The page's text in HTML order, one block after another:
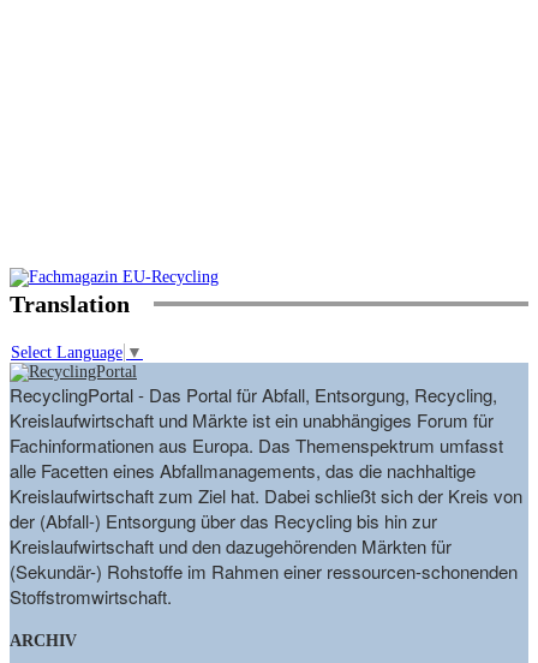
Translation
Select Language ▼
RecyclingPortal - Das Portal für Abfall, Entsorgung, Recycling,
Kreislaufwirtschaft und Märkte ist ein unabhängiges Forum für
Fachinformationen aus Europa. Das Themenspektrum umfasst
alle Facetten eines Abfallmanagements, das die nachhaltige
Kreislaufwirtschaft zum Ziel hat. Dabei schließt sich der Kreis von
der (Abfall-) Entsorgung über das Recycling bis hin zur
Kreislaufwirtschaft und den dazugehörenden Märkten für
(Sekundär-) Rohstoffe im Rahmen einer ressourcen-schonenden
Stoffstromwirtschaft.
ARCHIV